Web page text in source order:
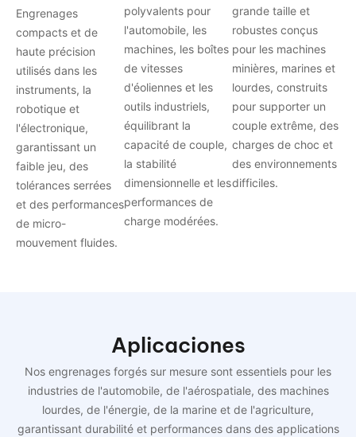
Engrenages
compacts et de
haute précision
utilisés dans les
instruments, la
robotique et
l'électronique,
garantissant un
faible jeu, des
tolérances serrées
et des performances
de micro-
mouvement fluides.
polyvalents pour
l'automobile, les
machines, les boîtes
de vitesses
d'éoliennes et les
outils industriels,
équilibrant la
capacité de couple,
la stabilité
dimensionnelle et les
performances de
charge modérées.
grande taille et
robustes conçus
pour les machines
minières, marines et
lourdes, construits
pour supporter un
couple extrême, des
charges de choc et
des environnements
difficiles.
Aplicaciones
Nos engrenages forgés sur mesure sont essentiels pour les
industries de l'automobile, de l'aérospatiale, des machines
lourdes, de l'énergie, de la marine et de l'agriculture,
garantissant durabilité et performances dans des applications